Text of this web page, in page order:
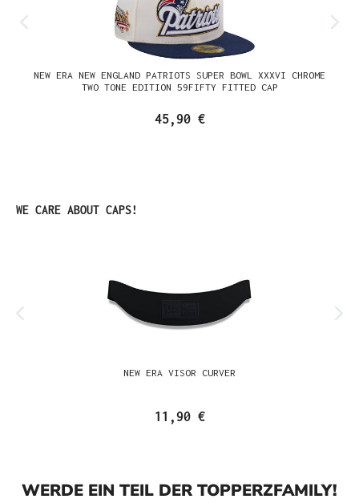
NEW ERA NEW ENGLAND PATRIOTS SUPER BOWL XXXVI CHROME
TWO TONE EDITION 59FIFTY FITTED CAP
45,90 €
Produktgalerie überspringen
WE CARE ABOUT CAPS!
NEW ERA VISOR CURVER
11,90 €
WERDE EIN TEIL DER TOPPERZFAMILY!